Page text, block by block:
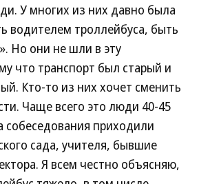
У многих из них давно была
водителем троллейбуса, быть
Но они не шли в эту
что транспорт был старый и
Кто-то из них хочет сменить
Чаще всего это люди 40-45
собеседования приходили
сада, учителя, бывшие
Я всем честно объясняю,